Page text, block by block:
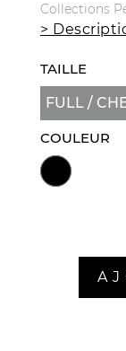
Collections
>
TAILLE
FULL /
COULEUR